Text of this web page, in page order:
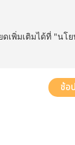
เพิ่มเติมได้ที่ "นโ
ช้อ